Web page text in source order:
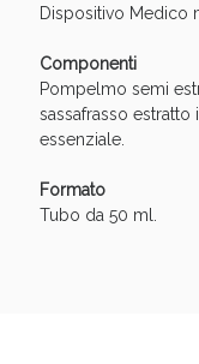
Dispositivo Medico
Componenti
Pompelmo semi
sassafrasso
essenziale.
Formato
Tubo da 50 ml.